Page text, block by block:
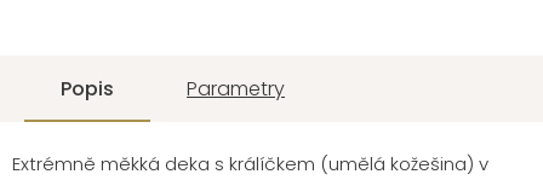
Popis Parametry
Extrémně měkká deka s králíčkem (umělá kožešina) v